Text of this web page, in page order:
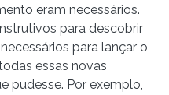
eram necessários.
para descobrir
para lançar o
essas novas
pudesse. Por exemplo,